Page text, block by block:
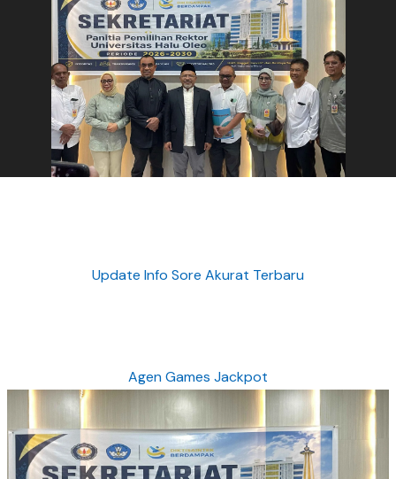
Update Info Sore Akurat Terbaru
Agen Games Jackpot